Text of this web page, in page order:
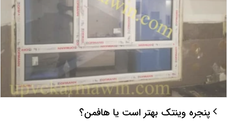
پنجره وینتک بهتر است یا هافمن؟